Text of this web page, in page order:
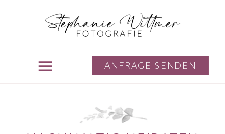
ANFRAGE SENDEN